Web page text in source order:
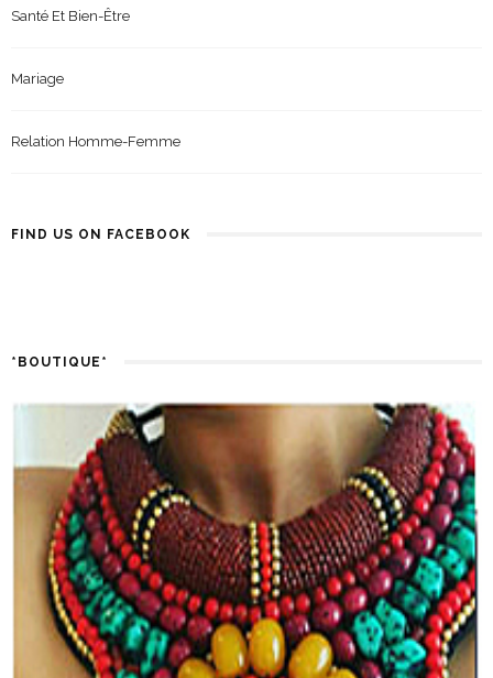
Santé Et Bien-Être
Mariage
Relation Homme-Femme
FIND US ON FACEBOOK
*BOUTIQUE*